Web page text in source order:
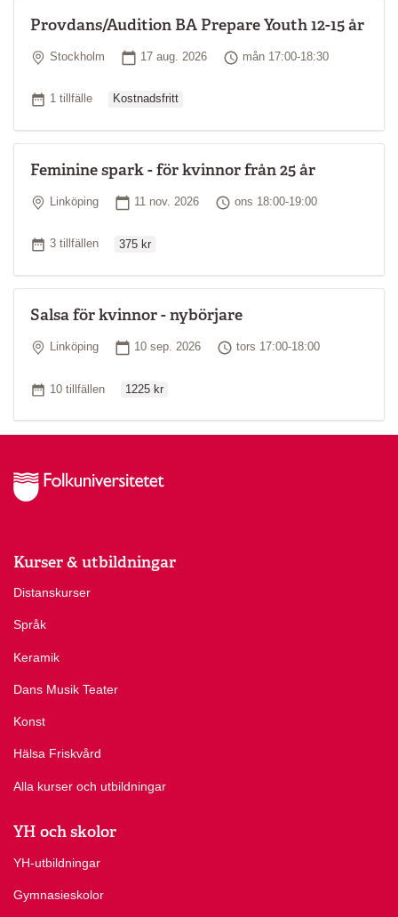
Provdans/Audition BA Prepare Youth 12-15 år
Plats
Stockholm Startdatum
17 aug. 2026 Tid
mån 17:00-18:30
Antal tillfällen
1 tillfälle Kostnadsfritt
Feminine spark - för kvinnor från 25 år
Plats
Linköping Startdatum
11 nov. 2026 Tid
ons 18:00-19:00
Antal tillfällen
3 tillfällen 375 kr
Salsa för kvinnor - nybörjare
Plats
Linköping Startdatum
10 sep. 2026 Tid
tors 17:00-18:00
Antal tillfällen
10 tillfällen 1225 kr
Kurser & utbildningar
Distanskurser
Språk
Keramik
Dans Musik Teater
Konst
Hälsa Friskvård
Alla kurser och utbildningar
YH och skolor
YH-utbildningar
Gymnasieskolor